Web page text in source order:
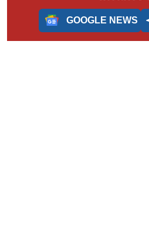
GOOGLE NEWS